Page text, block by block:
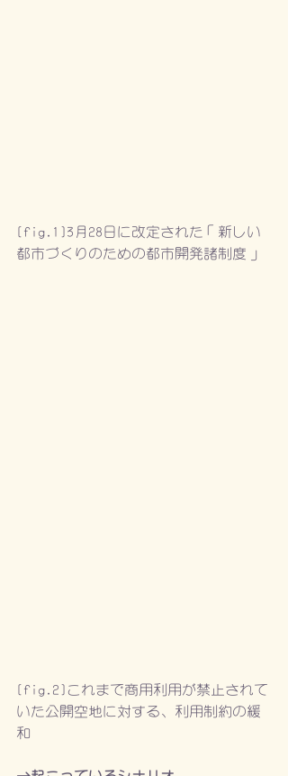
[fig.1]3月28日に改定された「新しい
都市づくりのための都市開発諸制度」
[fig.2]これまで商用利用が禁止されて
いた公開空地に対する、利用制約の緩
和